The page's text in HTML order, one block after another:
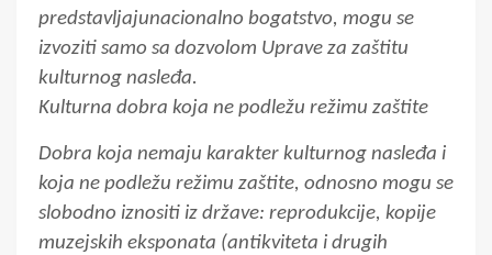
predstavljajunacionalno bogatstvo, mogu se
izvoziti samo sa dozvolom Uprave za zaštitu
kulturnog nasleđa.
Kulturna dobra koja ne podležu režimu zaštite
Dobra koja nemaju karakter kulturnog nasleđa i
koja ne podležu režimu zaštite, odnosno mogu se
slobodno iznositi iz države: reprodukcije, kopije
muzejskih eksponata (antikviteta i drugih